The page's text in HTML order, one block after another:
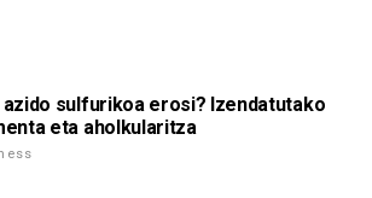
azido sulfurikoa erosi? Izendatutako
eta aholkularitza